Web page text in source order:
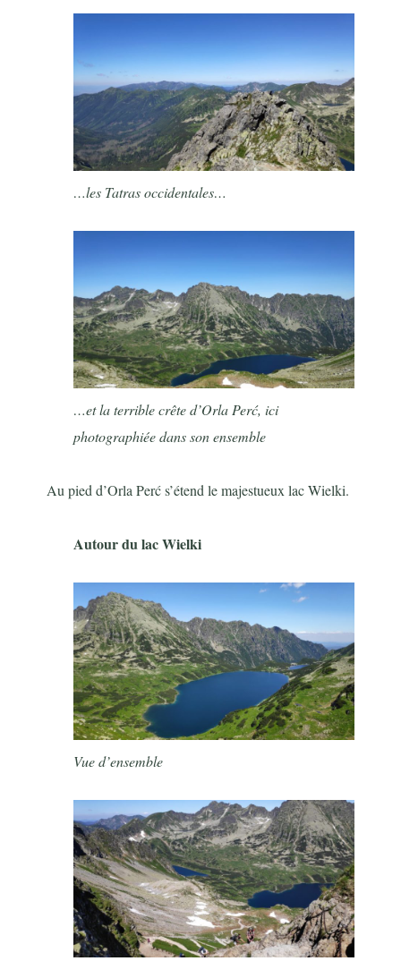
…les Tatras occidentales…
…et la terrible crête d’Orla Perć, ici
photographiée dans son ensemble
Au pied d’OrlaPerć s’étend le majestueux lac Wielki.
Autour du lac Wielki
Vue d’ensemble